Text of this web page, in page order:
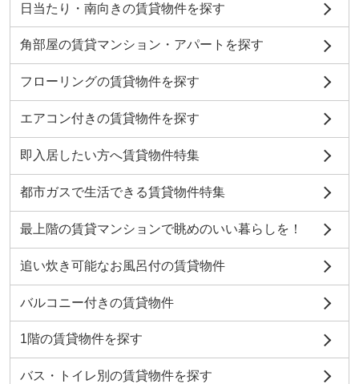
日当たり・南向きの賃貸物件を探す
角部屋の賃貸マンション・アパートを探す
フローリングの賃貸物件を探す
エアコン付きの賃貸物件を探す
即入居したい方へ賃貸物件特集
都市ガスで生活できる賃貸物件特集
最上階の賃貸マンションで眺めのいい暮らしを！
追い炊き可能なお風呂付の賃貸物件
バルコニー付きの賃貸物件
1階の賃貸物件を探す
バス・トイレ別の賃貸物件を探す